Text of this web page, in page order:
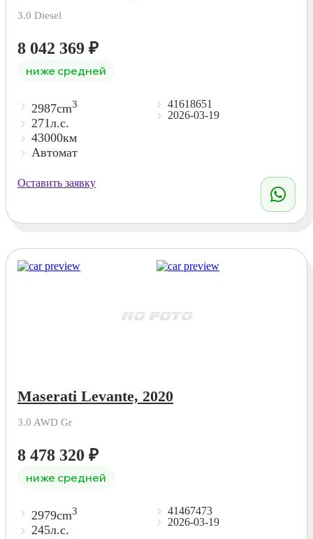
3.0 Diesel
8 042 369 ₽
ниже средней
2987cm3
271л.с.
43000км
Автомат
41618651
2026-03-19
Оставить заявку
Maserati Levante, 2020
3.0 AWD Gr
8 478 320 ₽
ниже средней
2979cm3
245л.с.
41467473
2026-03-19